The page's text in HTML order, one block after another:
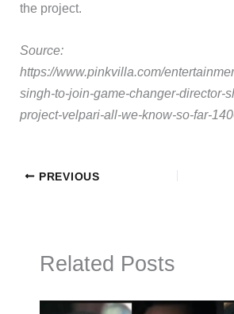
the project.
Source:
https://www.pinkvilla.com/
singh-to-join-game-changer-director-
project-velpari-all-we-know-so-far-
PREVIOUS
Related Posts